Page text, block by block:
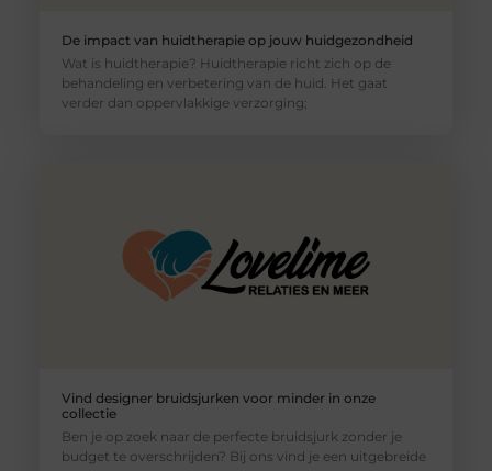
De impact van huidtherapie op jouw huidgezondheid
Wat is huidtherapie? Huidtherapie richt zich op de
behandeling en verbetering van de huid. Het gaat
verder dan oppervlakkige verzorging;
Vind designer bruidsjurken voor minder in onze
collectie
Ben je op zoek naar de perfecte bruidsjurk zonder je
budget te overschrijden? Bij ons vind je een uitgebreide